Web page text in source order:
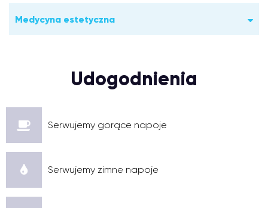
Medycyna estetyczna
Udogodnienia
Serwujemy gorące napoje
Serwujemy zimne napoje